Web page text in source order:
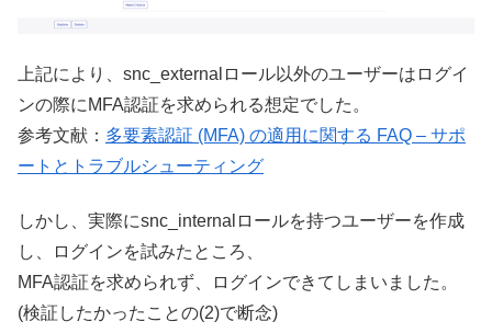
上記により、snc_externalロール以外のユーザーはログイ
ンの際にMFA認証を求められる想定でした。
参考文献： 多要素認証 (MFA) の適用に関する FAQ – サポ
ートとトラブルシューティング
しかし、実際にsnc_internalロールを持つユーザーを作成
し、ログインを試みたところ、
MFA認証を求められず、ログインできてしまいました。
(検証したかったことの(2)で断念)